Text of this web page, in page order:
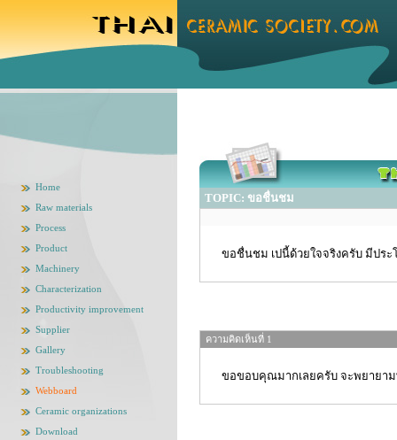
Home
Raw materials
Process
Product
Machinery
Characterization
Productivity improvement
Supplier
Gallery
Troubleshooting
Webboard
Ceramic organizations
Download
TOPIC: ขอชื่นชม
ขอชื่นชม เปนี้ด้วยใจจริงครับ มีประ
ความคิดเห็นที่ 1
ขอขอบคุณมากเลยครับ จะพยายา